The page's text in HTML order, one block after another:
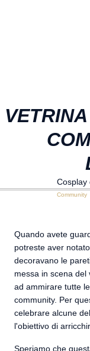
Cosplay
Community
Quando avete
potreste aver
decoravano le
messa in scena
ad ammirare tutte
community. Per
celebrare alcune
l'obiettivo di
Speriamo che